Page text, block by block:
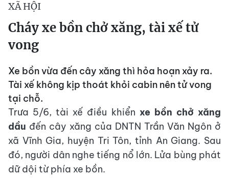
XÃ HỘI
Cháy xe bồn chở xăng, tài xế tử
vong
Xe bồn vừa đến cây xăng thì hỏa hoạn xảy ra.
Tài xế không kịp thoát khỏi cabin nên tử vong
tại chỗ.
Trưa 5/6, tài xế điều khiển xe bồn chở xăng
dầu đến cây xăng của DNTN Trần Văn Ngôn ở
xã Vĩnh Gia, huyện Tri Tôn, tỉnh An Giang. Sau
đó, người dân nghe tiếng nổ lớn. Lửa bùng phát
dữ dội từ phía xe bồn.